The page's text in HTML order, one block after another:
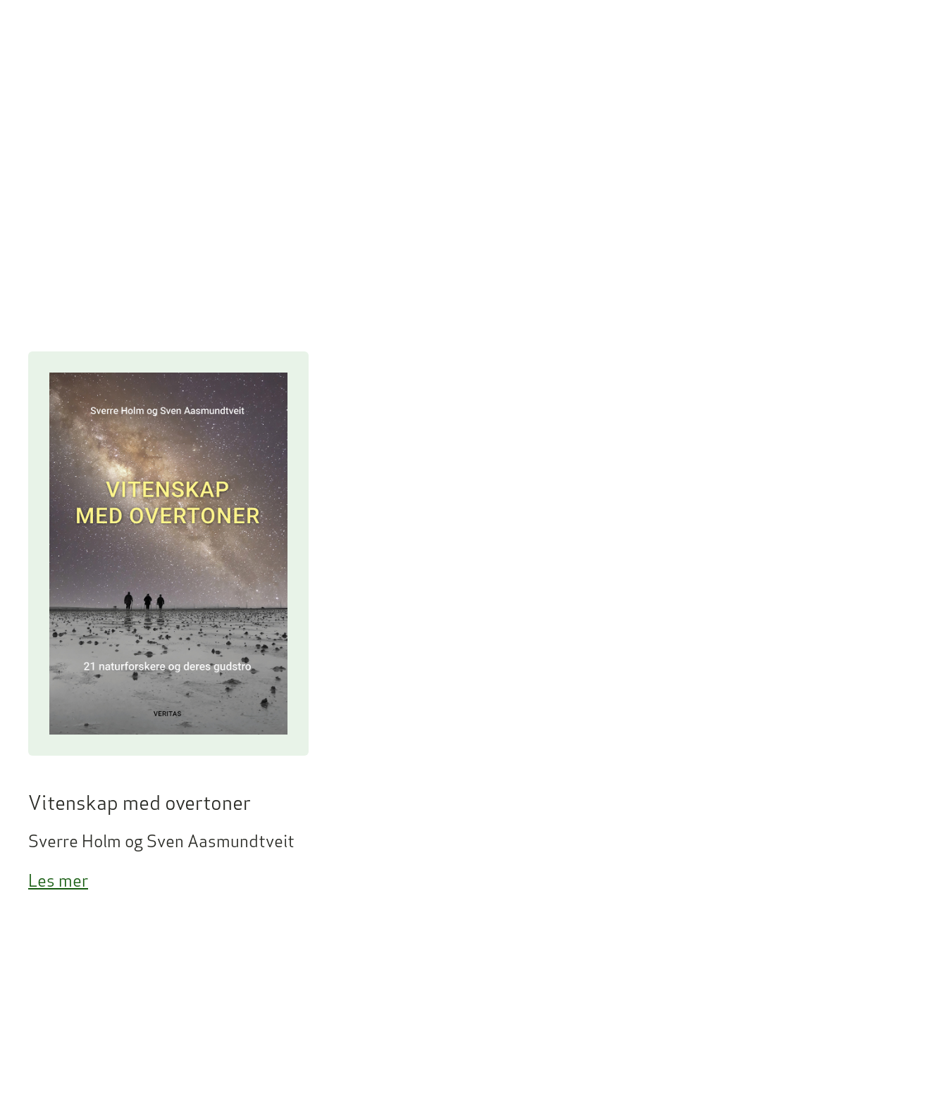
Vitenskap med overtoner
Sverre Holm og Sven Aasmundtveit
Les mer